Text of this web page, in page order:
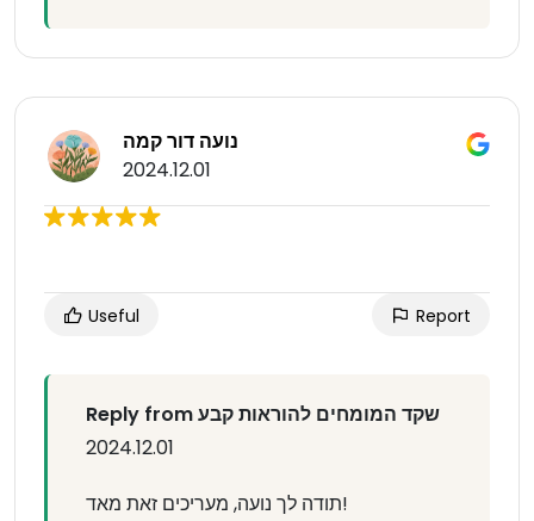
נועה דור קמה
2024.12.01
Useful Report
Reply from שקד המומחים להוראות קבע
2024.12.01
תודה לך נועה, מעריכים זאת מאד!